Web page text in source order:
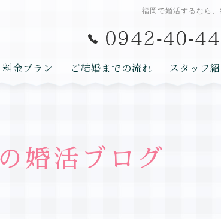
福岡で婚活するなら
料金プラン ご結婚までの流れ スタッフ
婚活ブログ